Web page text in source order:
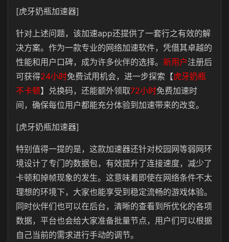
[虎牙奶瓶加速器]
针对上述问题，该加速app还提供了一套行之有效的解
决方案。作为一款专业的网络加速软件，凭借其卓越的
性能和用户口碑，成为许多伙伴的选择。 新用户注册后
可获得24小时免费试用机会，进一步探索【虎牙奶瓶
不卡顿】兑换码，还能额外领取72小时免费加速时
间，确保每位用户都能充分体验到加速带来的改变。
[虎牙奶瓶加速器]
特别值得一提的是，这款加速器还针对校园网等弱网环
境设计了专门的数据包，有效提升了连接速度，减少了
卡顿和掉帧现象的发生。这意味着即使在网络条件不太
理想的环境下，大家也能享受到稳定流畅的游戏体验。
同时伙伴们也可以在后台，清晰的查看到所优化的各项
数据，平台也会给大家准备批量节点，用户们可以根据
自己当前的需求进行手动的调节。